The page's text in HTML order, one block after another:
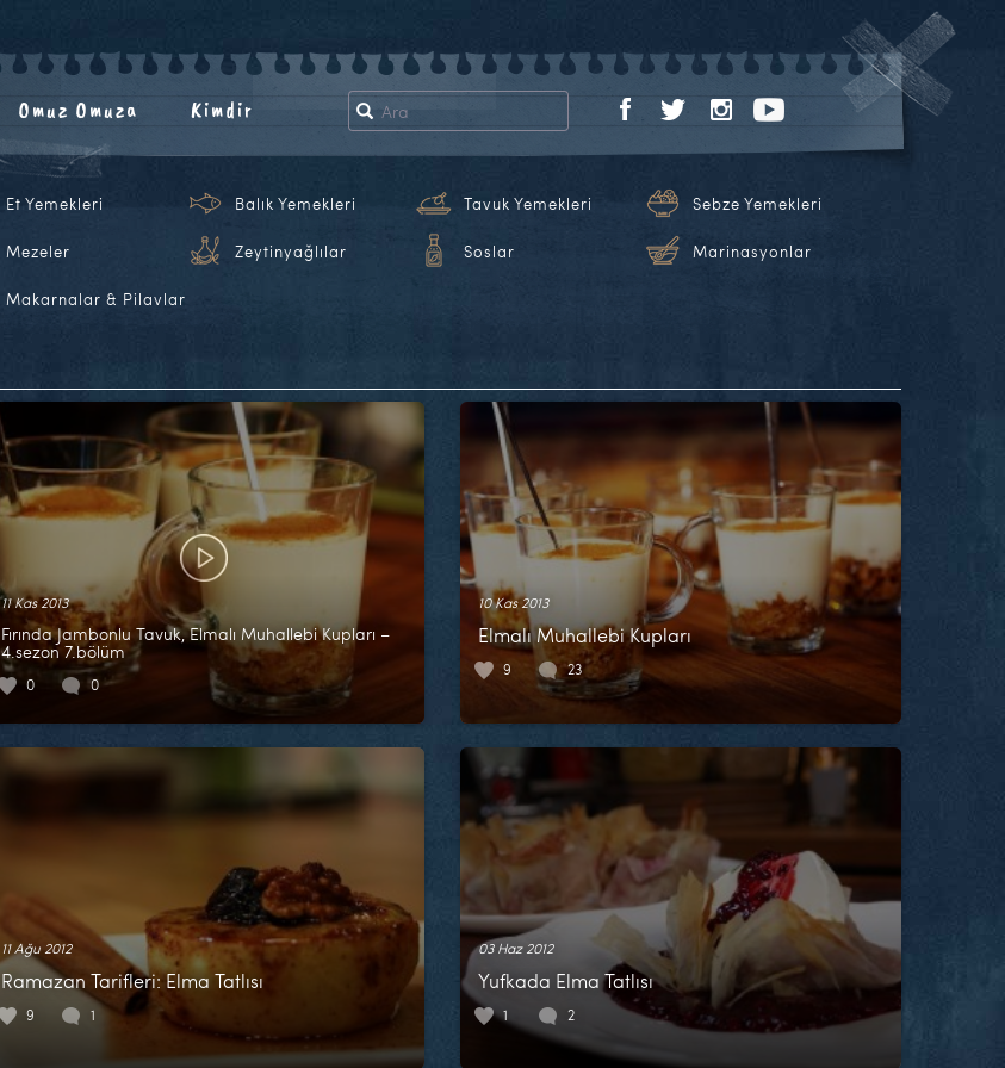
Omuz Omuza Kimdir
Et Yemekleri Balık Yemekleri Tavuk Yemekleri Sebze Yemekleri
Mezeler Zeytinyağlılar Soslar Marinasyonlar
Makarnalar & Pilavlar
11 Kas 2013
Fırında Jambonlu Tavuk, Elmalı Muhallebi Kupları –
4.sezon 7.bölüm
0 0
10 Kas 2013
Elmalı Muhallebi Kupları
9 23
11 Ağu 2012
Ramazan Tarifleri: Elma Tatlısı
9 1
03 Haz 2012
Yufkada Elma Tatlısı
1 2